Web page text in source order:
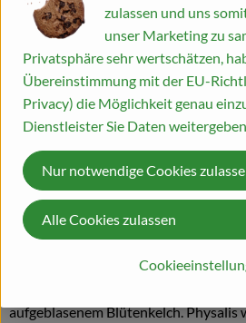
übrigens auch Tomaten und Kartoffeln.
Wo kommt´s her?
Die auch als Kapstachelbeere
den Anden zwischen Venezuela und
inzwischen in Australien, Kenia,
Südfrankreich. Bis heute sind die
Ihrem ursprünglichen Herkunftsort
Wie sieht´s aus?
Die krautige Pflanze der Frucht wird
aufgeblasenem Blütenkelch. Physalis
zulassen und uns
unser Marketing zu
Privatsphäre sehr wertschätzen,
Übereinstimmung mit der EU-
Privacy) die Möglichkeit genau
Dienstleister Sie Daten
Nur notwendige Cookies
Alle Cookies zulassen